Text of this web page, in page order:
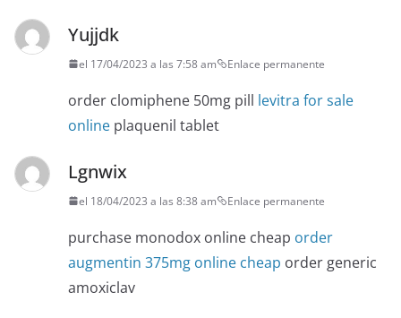
Yujjdk
el 17/04/2023 a las 7:58 am Enlace permanente
order clomiphene 50mg pill levitra for sale
online plaquenil tablet
Lgnwix
el 18/04/2023 a las 8:38 am Enlace permanente
purchase monodox online cheap order
augmentin 375mg online cheap order generic
amoxiclav